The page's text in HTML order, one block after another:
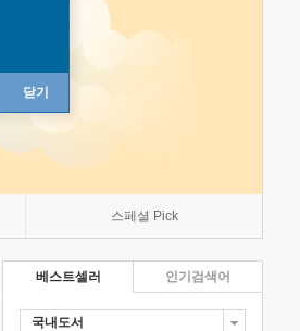
닫기
스페셜 Pick
베스트셀러
국내도서
인기검색어